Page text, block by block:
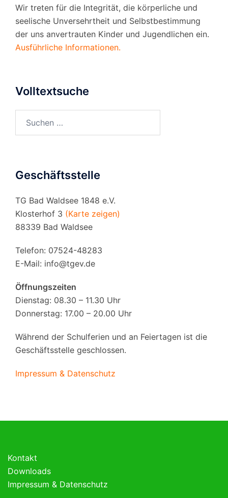
Wir treten für die Integrität, die körperliche und
seelische Unversehrtheit und Selbstbestimmung
der uns anvertrauten Kinder und Jugendlichen ein.
Ausführliche Informationen.
Volltextsuche
nach:
Geschäftsstelle
TG Bad Waldsee 1848 e.V.
Klosterhof 3 (Karte zeigen)
88339 Bad Waldsee
Telefon: 07524-48283
E-Mail: info@tgev.de
Öffnungszeiten
Dienstag: 08.30 – 11.30 Uhr
Donnerstag: 17.00 – 20.00 Uhr
Während der Schulferien und an Feiertagen ist die
Geschäftsstelle geschlossen.
Impressum & Datenschutz
Kontakt
Downloads
Impressum & Datenschutz